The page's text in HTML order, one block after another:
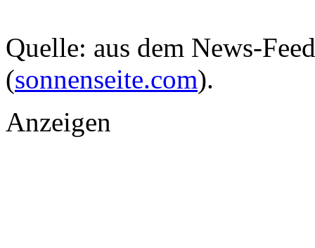
Quelle: aus dem News-
(sonnenseite.com).
Anzeigen